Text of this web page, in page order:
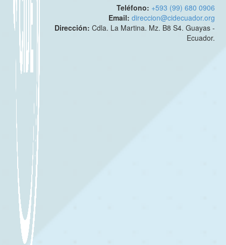
Teléfono: +593 (99) 680 0906
Email:direccion@cidecuador.org
Dirección:Cdla. La Martina. Mz. B8 S4. Guayas -
Ecuador.